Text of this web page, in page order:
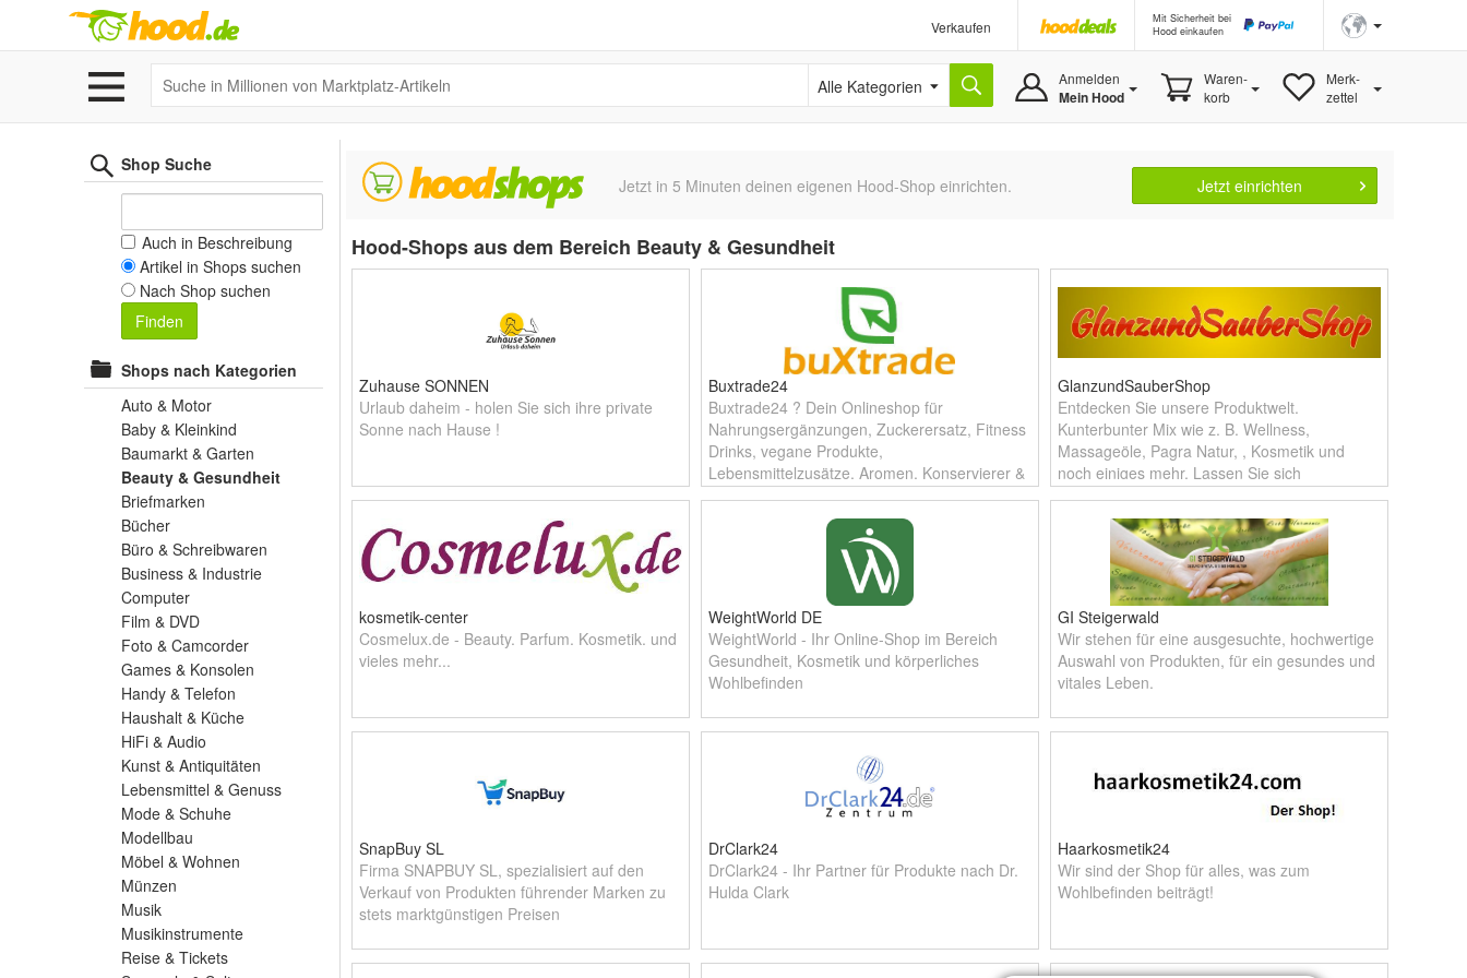
Verkaufen
Mit Sicherheit bei
Hood einkaufen
Alle Kategorien Anmelden
Mein Hood
Waren-
korb
Merk-
zettel
Shop Suche
Auch in Beschreibung
Artikel in Shops suchen
Nach Shop suchen
Finden
Shops nach Kategorien
Auto & Motor
Baby & Kleinkind
Baumarkt & Garten
Beauty & Gesundheit
Briefmarken
Bücher
Büro & Schreibwaren
Business & Industrie
Computer
Film & DVD
Foto & Camcorder
Games & Konsolen
Handy & Telefon
Haushalt & Küche
HiFi & Audio
Kunst & Antiquitäten
Lebensmittel & Genuss
Mode & Schuhe
Modellbau
Möbel & Wohnen
Münzen
Musik
Musikinstrumente
Reise & Tickets
Jetzt in 5 Minuten deinen eigenen Hood-Shop einrichten. Jetzt einrichten
Hood-Shops aus dem Bereich Beauty & Gesundheit
Zuhause SONNEN
Urlaub daheim - holen Sie sich ihre private
Sonne nach Hause !
Buxtrade24
Buxtrade24 ? Dein Onlineshop für
Nahrungsergänzungen, Zuckerersatz, Fitness
Drinks, vegane Produkte,
Lebensmittelzusätze, Aromen, Konservierer &
Entkalker. Bei uns erhalten Sie Xylitol,
GlanzundSauberShop
Entdecken Sie unsere Produktwelt.
Kunterbunter Mix wie z. B. Wellness,
Massageöle, Pagra Natur, , Kosmetik und
noch einiges mehr. Lassen Sie sich
überraschen.
kosmetik-center
Cosmelux.de - Beauty. Parfum. Kosmetik. und
vieles mehr...
WeightWorld DE
WeightWorld - Ihr Online-Shop im Bereich
Gesundheit, Kosmetik und körperliches
Wohlbefinden
GI Steigerwald
Wir stehen für eine ausgesuchte, hochwertige
Auswahl von Produkten, für ein gesundes und
vitales Leben.
SnapBuy SL
Firma SNAPBUY SL, spezialisiert auf den
Verkauf von Produkten führender Marken zu
stets marktgünstigen Preisen
DrClark24
DrClark24 - Ihr Partner für Produkte nach Dr.
Hulda Clark
Haarkosmetik24
Wir sind der Shop für alles, was zum
Wohlbefinden beiträgt!